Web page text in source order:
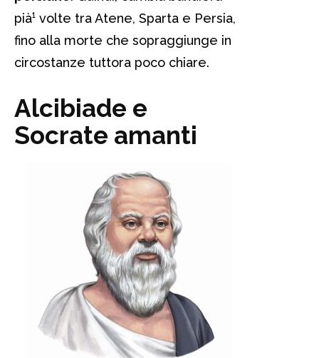
pià¹ volte tra Atene, Sparta e Persia,
fino alla morte che sopraggiunge in
circostanze tuttora poco chiare.
Alcibiade e
Socrate amanti